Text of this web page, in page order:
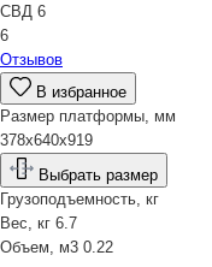
СВД 6
6
Отзывов
В избранное
Размер платформы, мм
378х640х919
Выбрать размер
Грузоподъемность, кг
Вес, кг 6.7
Объем, м3 0.22